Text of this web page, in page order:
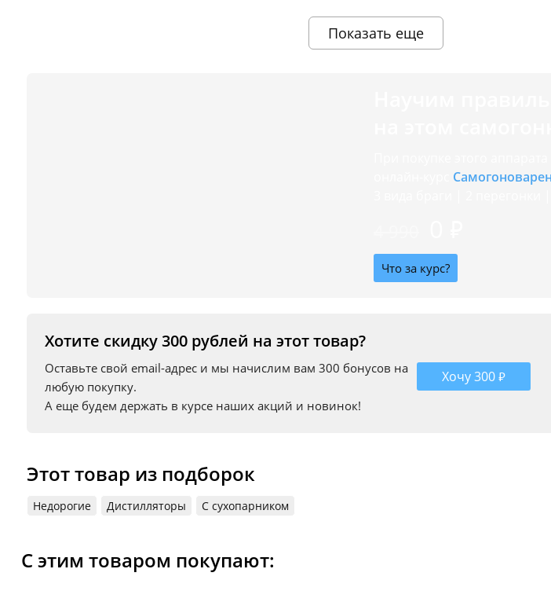
Информация о технических характеристиках, комплектации и внешнем виде товара основывается на
поставщика.
Показать еще
Что за курс?
Хотите скидку 300 рублей на этот товар?
Оставьте свой email-адрес и мы начислим вам 300 бонусов на
любую покупку.
А еще будем держать в курсе наших акций и новинок!
Хочу 300 ₽
Этот товар из подборок
Недорогие Дистилляторы С сухопарником
С этим товаром покупают: